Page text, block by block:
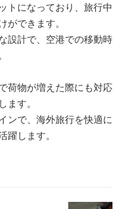
トになっており、旅行中
できます。
設計で、空港での移動時
荷物が増えた際にも対応
す。
ンで、海外旅行を快適に
します。